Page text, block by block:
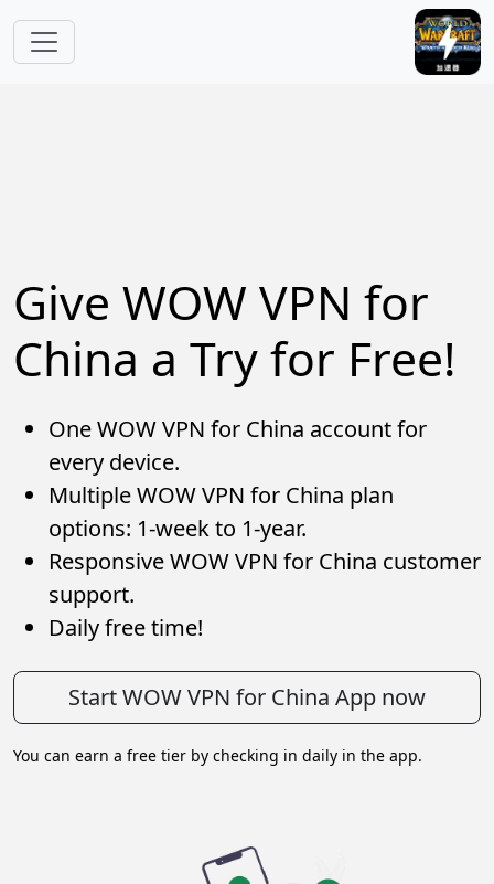
Give WOW VPN for
China a Try for Free!
One WOW VPN for China account for
every device.
Multiple WOW VPN for China plan
options: 1-week to 1-year.
Responsive WOW VPN for China customer
support.
Daily free time!
Start WOW VPN for China App now
You can earn a free tier by checking in daily in the app.